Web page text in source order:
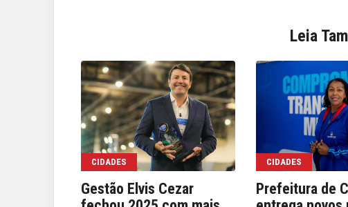
Leia
CIDADES
Gestão Elvis Cezar
CIDADES
Prefeitura de